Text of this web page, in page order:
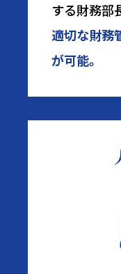
する財務部
適切な財務
が可能。